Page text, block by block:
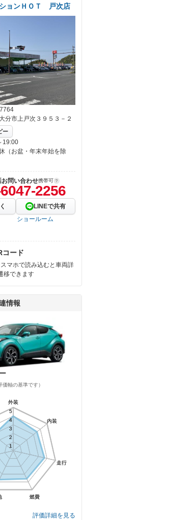
ョンＨＯＴ 戸次店
分市上戸次３９５３－２
ー
19:00
（お盆・年末年始を除
お問い合わせ携帯可
2256
LINEで共有
ショールーム
コード
マホで読み込むと車両詳
移できます
情報
価軸の基準です）
外装
内装
走行
燃費
1
2
3
4
5
外装
内装
走行
燃費
1
2
3
4
5
評価詳細を見る